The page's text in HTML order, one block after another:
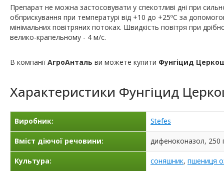
Препарат не можна застосовувати у спекотливі дні при
обприскування при температурі від +10 до +25ºС за
мінімальних повітряних потоках. Швидкість повітря при
велико-крапельному - 4 м/с.
В компанії АгроАнталь ви можете купити Фунгіцид
Характеристики Фунгіцид
Виробник: Stefes
Вміст діючої речовини: дифеноконазол, 250
Культура: соняшник, пшениця